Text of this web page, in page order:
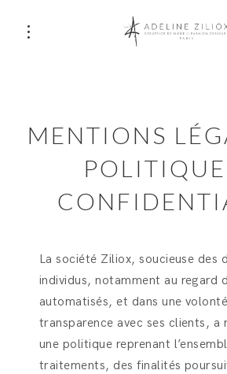
MENTIONS
La société Ziliox, soucieuse des
individus, notamment au regard
automatisés, et dans une
transparence avec ses clients, a
une politique reprenant
traitements, des finalités